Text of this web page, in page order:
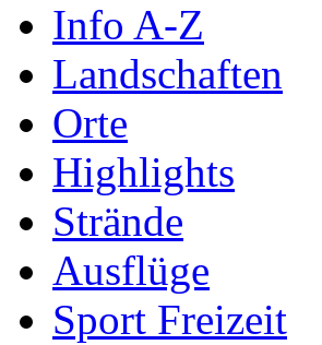
Info A-Z
Landschaften
Orte
Highlights
Strände
Ausflüge
Sport Freizeit